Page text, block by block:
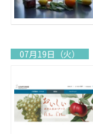
07月19日（火）